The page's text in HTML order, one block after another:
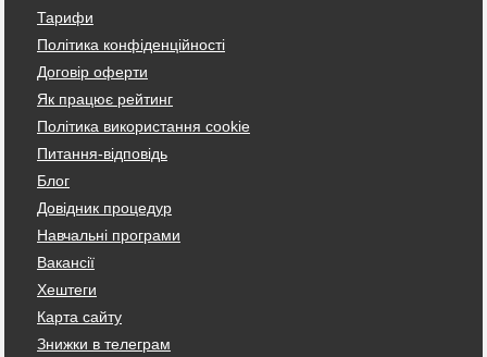
Тарифи
Політика конфіденційності
Договір оферти
Як працює рейтинг
Політика використання cookie
Питання-відповідь
Блог
Довідник процедур
Навчальні програми
Вакансії
Хештеги
Карта сайту
Знижки в телеграм